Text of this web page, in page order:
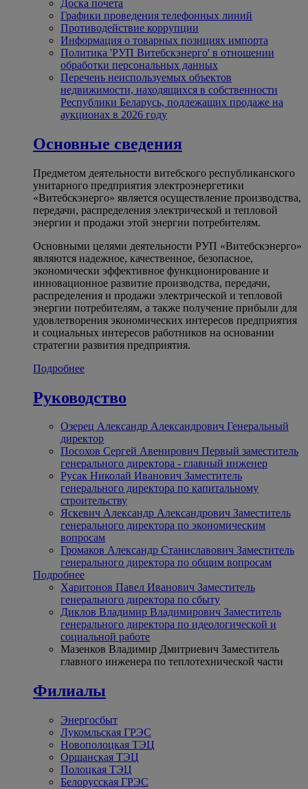
Доска почета
Графики проведения телефонных линий
Противодействие коррупции
Информация о товарных позициях импорта
Политика 'РУП Витебскэнерго' в отношении
обработки персональных данных
Перечень неиспользуемых объектов
недвижимости, находящихся в собственности
Республики Беларусь, подлежащих продаже на
аукционах в 2026 году
Основные сведения
Предметом деятельности витебского республиканского
унитарного предприятия электроэнергетики
«Витебскэнерго» является осуществление производства,
передачи, распределения электрической и тепловой
энергии и продажи этой энергии потребителям.
Основными целями деятельности РУП «Витебскэнерго»
являются надежное, качественное, безопасное,
экономически эффективное функционирование и
инновационное развитие производства, передачи,
распределения и продажи электрической и тепловой
энергии потребителям, а также получение прибыли для
удовлетворения экономических интересов предприятия
и социальных интересов работников на основании
стратегии развития предприятия.
Подробнее
Руководство
Озерец Александр Александрович Генеральный
директор
Посохов Сергей Авенирович Первый заместитель
генерального директора - главный инженер
Русак Николай Иванович Заместитель
генерального директора по капитальному
строительству
Яскевич Александр Александрович Заместитель
генерального директора по экономическим
вопросам
Громаков Александр Станиславович Заместитель
генерального директора по общим вопросам
Подробнее
Харитонов Павел Иванович Заместитель
генерального директора по сбыту
Диклов Владимир Владимирович Заместитель
генерального директора по идеологической и
социальной работе
Мазенков Владимир Дмитриевич Заместитель
главного инженера по теплотехнической части
Филиалы
Энергосбыт
Лукомльская ГРЭС
Новополоцкая ТЭЦ
Оршанская ТЭЦ
Полоцкая ТЭЦ
Белорусская ГРЭС